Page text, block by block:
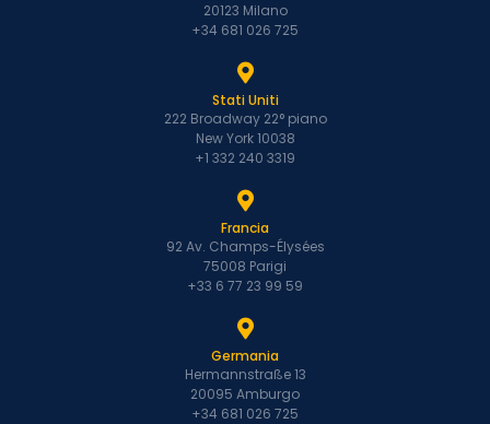
20123 Milano
+34 681 026 725
Stati Uniti
222 Broadway 22° piano
New York 10038
+1 332 240 3319
Francia
92 Av. Champs-Élysées
75008 Parigi
+33 6 77 23 99 59
Germania
Hermannstraße 13
20095 Amburgo
+34 681 026 725